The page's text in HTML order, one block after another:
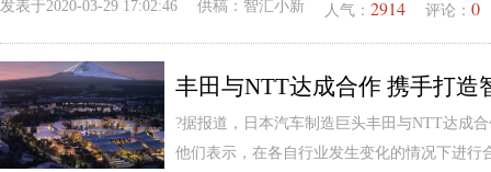
发表于2020-03-29 17:02:46 供稿： 智汇小新 人气： 2914 评论： 0
丰田与NTT达成合作 携手打造
?据报道，日本汽车制造巨头丰田与NTT达成
他们表示，在各自行业发生变化的情况下进行